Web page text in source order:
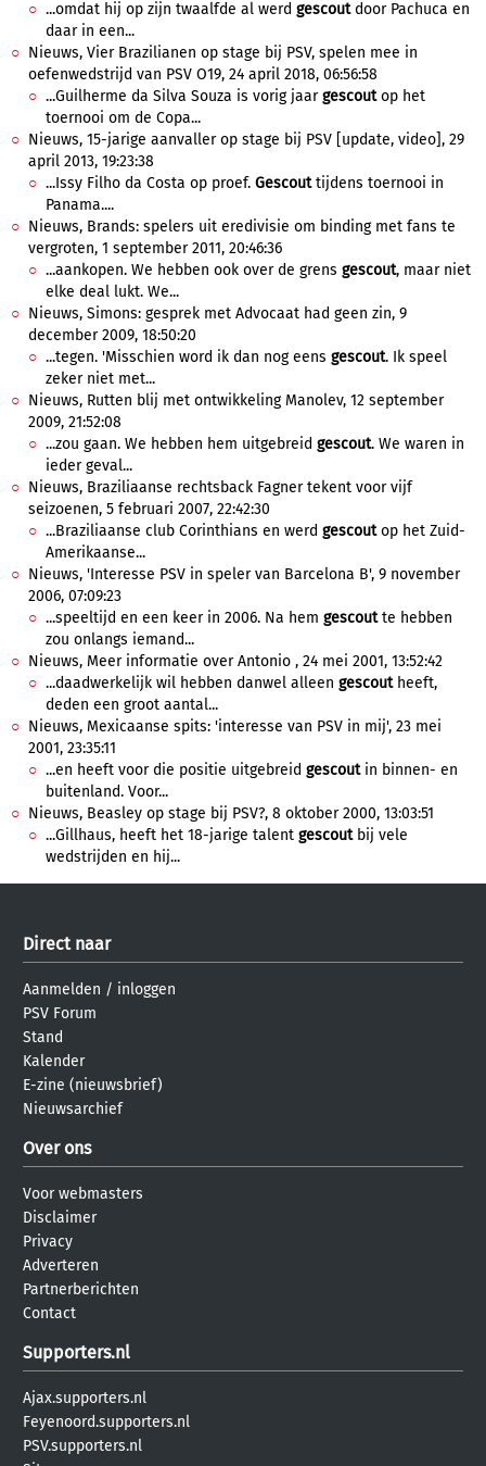
...omdat hij op zijn twaalfde al werd gescoutdoor Pachuca en
daar in een...
Nieuws, Vier Brazilianen op stage bij PSV, spelen mee in
oefenwedstrijd van PSV O19, 24 april 2018, 06:56:58
...Guilherme da Silva Souza is vorig jaargescoutop het
toernooi om de Copa...
Nieuws, 15-jarige aanvaller op stage bij PSV [update, video], 29
april 2013, 19:23:38
...Issy Filho da Costa op proef. Gescouttijdens toernooi in
Panama....
Nieuws, Brands: spelers uit eredivisie om binding met fans te
vergroten, 1 september 2011, 20:46:36
...aankopen. We hebben ook over de grens gescout, maar niet
elke deal lukt. We...
Nieuws, Simons: gesprek met Advocaat had geen zin, 9
december 2009, 18:50:20
...tegen. 'Misschien word ik dan nog eens gescout. Ik speel
zeker niet met...
Nieuws, Rutten blij met ontwikkeling Manolev, 12 september
2009, 21:52:08
...zou gaan. We hebben hem uitgebreid gescout. We waren in
ieder geval...
Nieuws, Braziliaanse rechtsback Fagner tekent voor vijf
seizoenen, 5 februari 2007, 22:42:30
...Braziliaanse club Corinthians en werd gescoutop het Zuid-
Amerikaanse...
Nieuws, 'Interesse PSV in speler van Barcelona B', 9 november
2006, 07:09:23
...speeltijd en een keer in 2006. Na hem gescoutte hebben
zou onlangs iemand...
Nieuws, Meer informatie over Antonio , 24 mei 2001, 13:52:42
...daadwerkelijk wil hebben danwel alleen gescoutheeft,
deden een groot aantal...
Nieuws, Mexicaanse spits: 'interesse van PSV in mij', 23 mei
2001, 23:35:11
...en heeft voor die positie uitgebreid gescoutin binnen- en
buitenland. Voor...
Nieuws, Beasley op stage bij PSV?, 8 oktober 2000, 13:03:51
...Gillhaus, heeft het 18-jarige talent gescoutbij vele
wedstrijden en hij...
Direct naar
Aanmelden / inloggen
PSV Forum
Stand
Kalender
E-zine (nieuwsbrief)
Nieuwsarchief
Over ons
Voor webmasters
Disclaimer
Privacy
Adverteren
Partnerberichten
Contact
Supporters.nl
Ajax.supporters.nl
Feyenoord.supporters.nl
PSV.supporters.nl